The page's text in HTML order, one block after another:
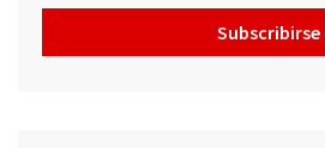
Subscribirse